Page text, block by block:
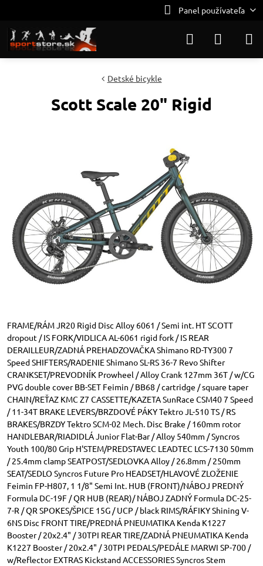
Panel používateľa
Detské bicykle
Scott Scale 20" Rigid
FRAME/RÁM JR20 Rigid Disc Alloy 6061 / Semi int. HT SCOTT
dropout / IS FORK/VIDLICA AL-6061 rigid fork / IS REAR
DERAILLEUR/ZADNÁ PREHADZOVAČKA Shimano RD-TY300 7
Speed SHIFTERS/RADENIE Shimano SL-RS 36-7 Revo Shifter
CRANKSET/PREVODNÍK Prowheel / Alloy Crank 127mm 36T / w/CG
PVG double cover BB-SET Feimin / BB68 / cartridge / square taper
CHAIN/REŤAZ KMC Z7 CASSETTE/KAZETA SunRace CSM40 7 Speed
/ 11-34T BRAKE LEVERS/BRZDOVÉ PÁKY Tektro JL-510 TS / RS
BRAKES/BRZDY Tektro SCM-02 Mech. Disc Brake / 160mm rotor
HANDLEBAR/RIADIDLÁ Junior Flat-Bar / Alloy 540mm / Syncros
Youth 100/80 Grip H'STEM/PREDSTAVEC LEADTEC LCS-7130 50mm
/ 25.4mm clamp SEATPOST/SEDLOVKA Alloy / 26.8mm / 250mm
SEAT/SEDLO Syncros Future Pro HEADSET/HLAVOVÉ ZLOŽENIE
Feimin FP-H807, 1 1/8" Semi Int. HUB (FRONT)/NÁBOJ PREDNÝ
Formula DC-19F / QR HUB (REAR)/ NÁBOJ ZADNÝ Formula DC-25-
7-R / QR SPOKES/ŠPICE 15G / UCP / black RIMS/RÁFIKY Shining V-
6NS Disc FRONT TIRE/PREDNÁ PNEUMATIKA Kenda K1227
Booster / 20x2.4" / 30TPI REAR TIRE/ZADNÁ PNEUMATIKA Kenda
K1227 Booster / 20x2.4" / 30TPI PEDALS/PEDÁLE MARWI SP-700 /
w/Reflector EXTRAS Kickstand ACCESSORIES Syncros Stem